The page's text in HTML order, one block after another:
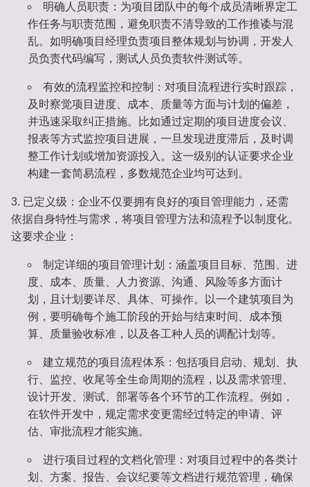
明确人员职责 ：为项目团队中的每个成员清晰界定工
作任务与职责范围，避免职责不清导致的工作推诿与混
乱。如明确项目经理负责项目整体规划与协调，开发人
员负责代码编写，测试人员负责软件测试等。
有效的流程监控和控制
：对项目流程进行实时跟踪，
及时察觉项目进度、成本、质量等方面与计划的偏差，
并迅速采取纠正措施。比如通过定期的项目进度会议、
报表等方式监控项目进展，一旦发现进度滞后，及时调
整工作计划或增加资源投入。这一级别的认证要求企业
构建一套简易流程，多数规范企业均可达到。
已定义级 ：企业不仅要拥有良好的项目管理能力，还需
依据自身特性与需求，将项目管理方法和流程予以制度化。
这要求企业：
制定详细的项目管理计划
：涵盖项目目标、范围、进
度、成本、质量、人力资源、沟通、风险等多方面计
划，且计划要详尽、具体、可操作。以一个建筑项目为
例，要明确每个施工阶段的开始与结束时间、成本预
算、质量验收标准，以及各工种人员的调配计划等。
建立规范的项目流程体系 ：包括项目启动、规划、执
行、监控、收尾等全生命周期的流程，以及需求管理、
设计开发、测试、部署等各个环节的工作流程。例如，
在软件开发中，规定需求变更需经过特定的申请、评
估、审批流程才能实施。
进行项目过程的文档化管理 ：对项目过程中的各类计
划、方案、报告、会议纪要等文档进行规范管理，确保